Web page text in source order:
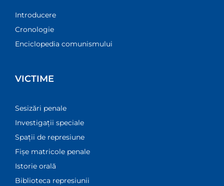
Introducere
Cronologie
Enciclopedia comunismului
VICTIME
Sesizări penale
Investigații speciale
Spații de represiune
Fișe matricole penale
Istorie orală
Biblioteca represiunii